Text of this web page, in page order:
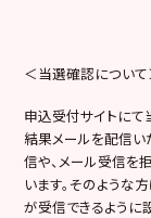
＜当選確認について
申込受付サイトにて
結果メールを配信い
信や、メール受信を
います。そのような
が受信できるように